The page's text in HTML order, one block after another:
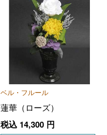
ベル・フルール
蓮華（ローズ）
税込 14,300円